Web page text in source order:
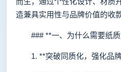
造兼具实用性与品牌价值的收
### **一、为什么需要纸质
1. **突破同质化，强化品